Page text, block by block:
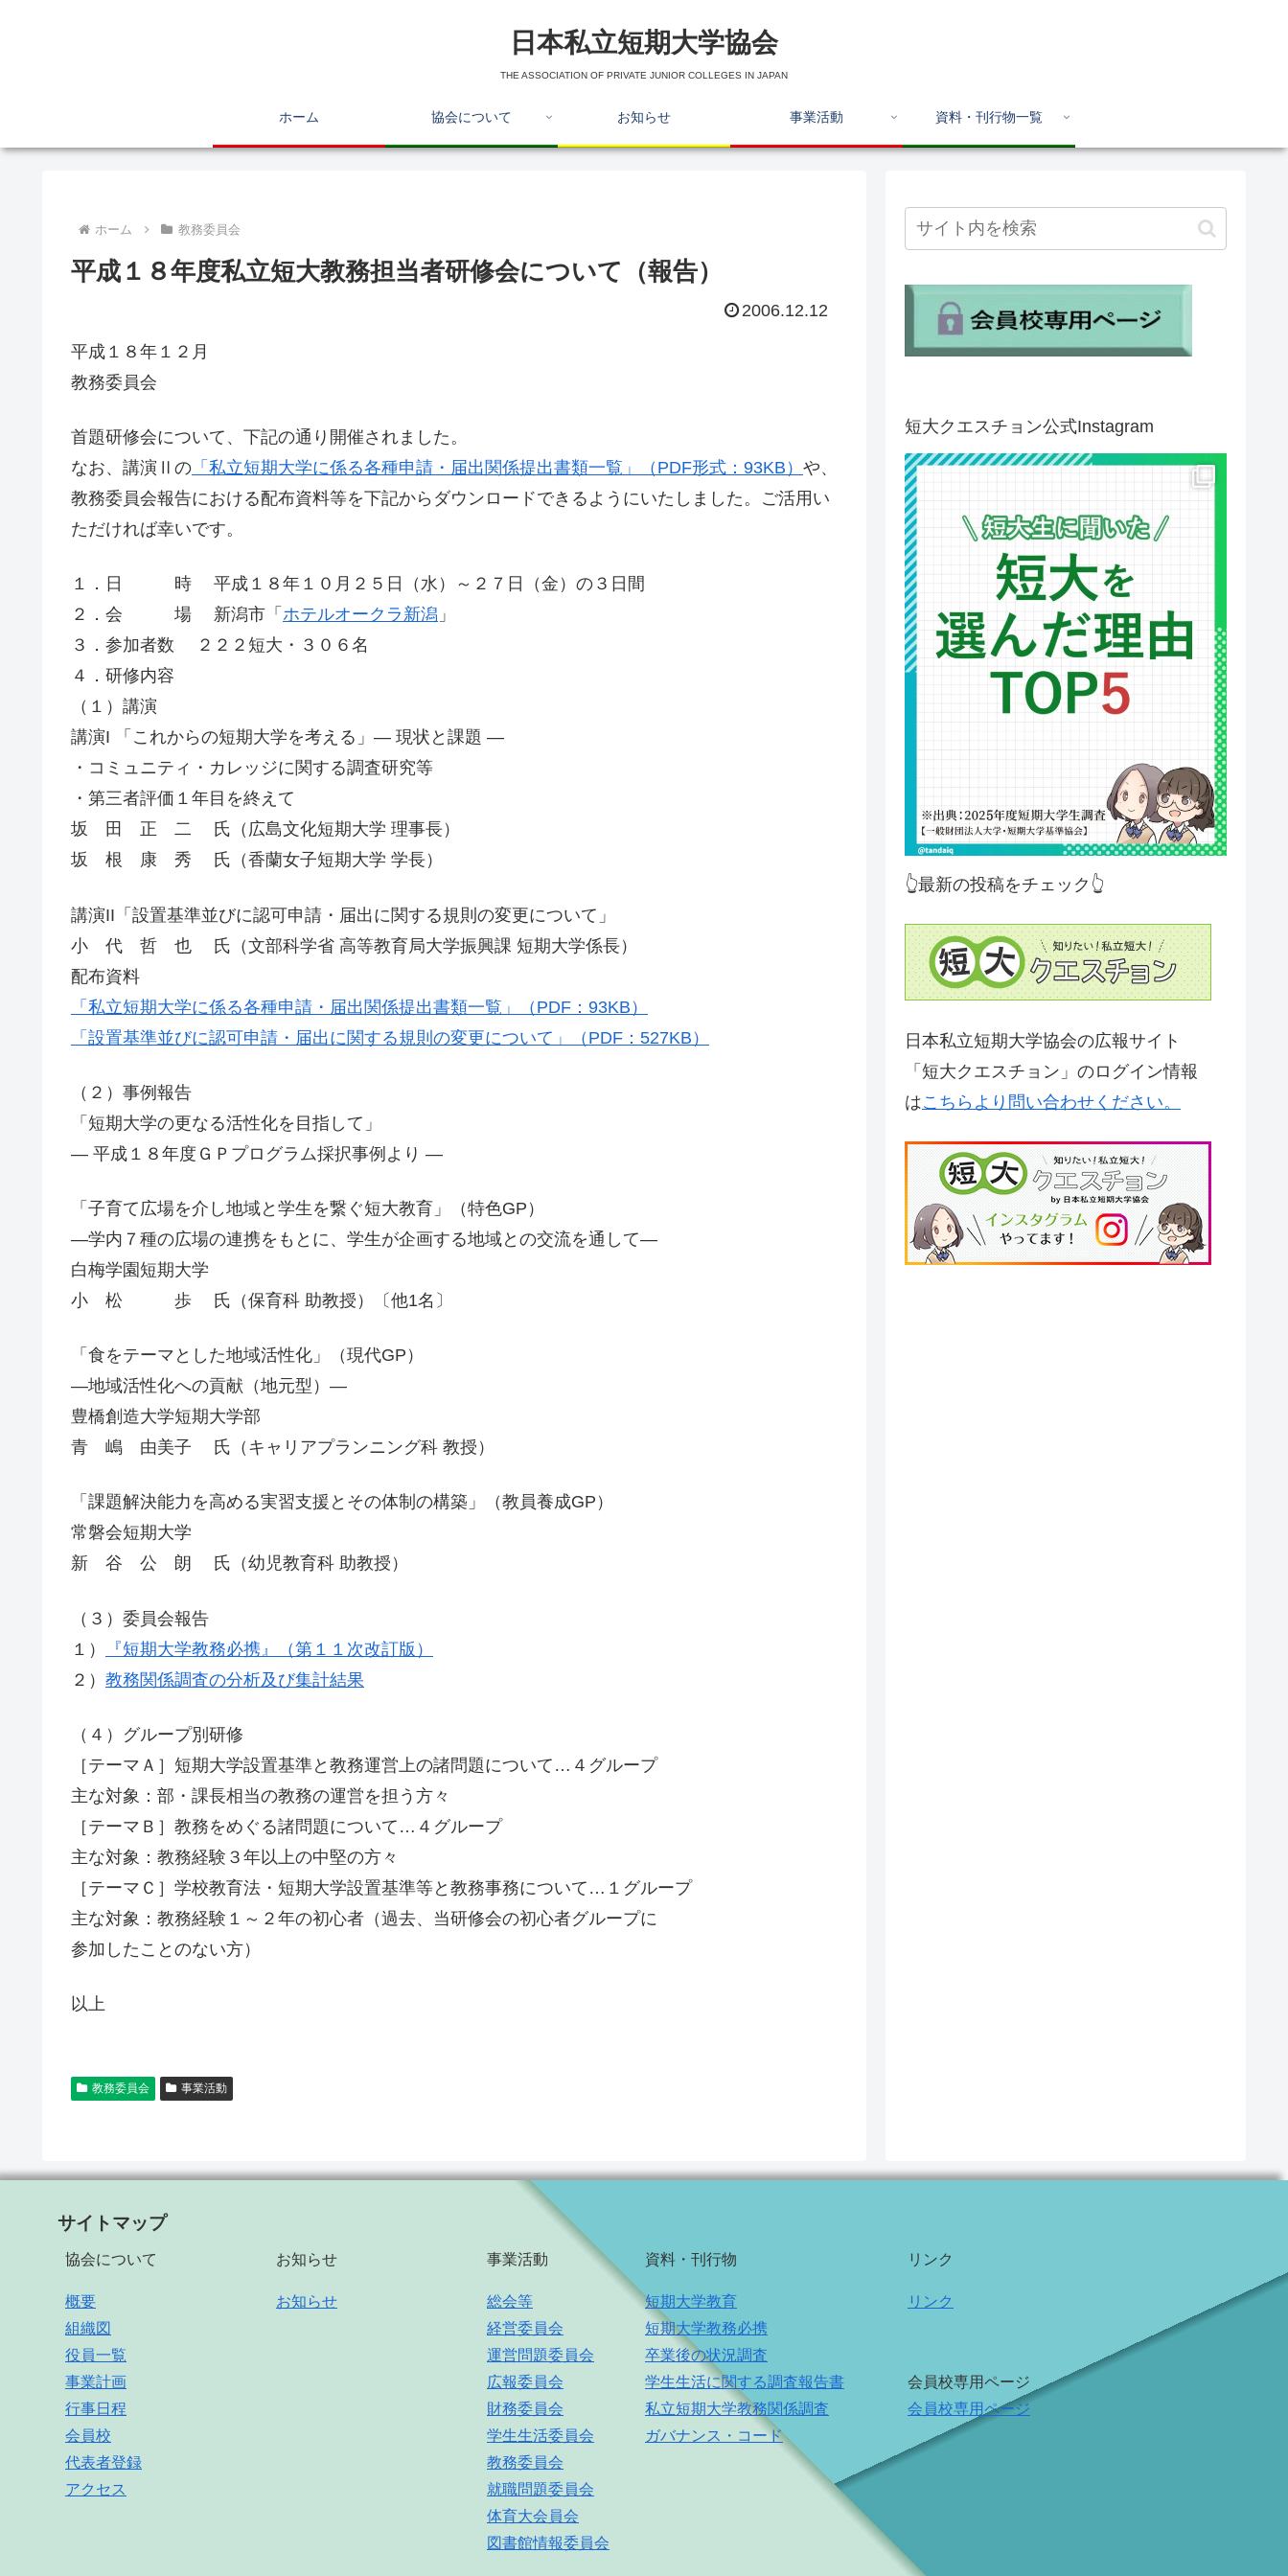
日本私立短期大学協会
THE ASSOCIATION OF PRIVATE JUNIOR COLLEGES IN JAPAN
ホーム 協会について お知らせ 事業活動 資料・刊行物一覧
ホーム 教務委員会
平成１８年度私立短大教務担当者研修会について（報告）
2006.12.12
平成１８年１２月
教務委員会
首題研修会について、下記の通り開催されました。
なお、講演Ⅱの 「私立短期大学に係る各種申請・届出関係提出書類一覧」（PDF形式：93KB） や、
教務委員会報告における配布資料等を下記からダウンロードできるようにいたしました。ご活用い
ただければ幸いです。
１．日 時 平成１８年１０月２５日（水）～２７日（金）の３日間
２．会 場 新潟市「 ホテルオークラ新潟 」
３．参加者数 ２２２短大・３０６名
４．研修内容
（１）講演
講演I 「これからの短期大学を考える」― 現状と課題 ―
・コミュニティ・カレッジに関する調査研究等
・第三者評価１年目を終えて
坂 田 正 二 氏（広島文化短期大学 理事長）
坂 根 康 秀 氏（香蘭女子短期大学 学長）
講演II「設置基準並びに認可申請・届出に関する規則の変更について」
小 代 哲 也 氏（文部科学省 高等教育局大学振興課 短期大学係長）
配布資料
「私立短期大学に係る各種申請・届出関係提出書類一覧」（PDF：93KB）
「設置基準並びに認可申請・届出に関する規則の変更について」（PDF：527KB）
（２）事例報告
「短期大学の更なる活性化を目指して」
― 平成１８年度ＧＰプログラム採択事例より ―
「子育て広場を介し地域と学生を繋ぐ短大教育」（特色GP）
―学内７種の広場の連携をもとに、学生が企画する地域との交流を通して―
白梅学園短期大学
小 松 歩 氏（保育科 助教授）〔他1名〕
「食をテーマとした地域活性化」（現代GP）
―地域活性化への貢献（地元型）―
豊橋創造大学短期大学部
青 嶋 由美子 氏（キャリアプランニング科 教授）
「課題解決能力を高める実習支援とその体制の構築」（教員養成GP）
常磐会短期大学
新 谷 公 朗 氏（幼児教育科 助教授）
（３）委員会報告
１）
『短期大学教務必携』（第１１次改訂版）
２） 教務関係調査の分析及び集計結果
（４）グループ別研修
［テーマＡ］短期大学設置基準と教務運営上の諸問題について…４グループ
主な対象：部・課長相当の教務の運営を担う方々
［テーマＢ］教務をめぐる諸問題について…４グループ
主な対象：教務経験３年以上の中堅の方々
［テーマＣ］学校教育法・短期大学設置基準等と教務事務について…１グループ
主な対象：教務経験１～２年の初心者（過去、当研修会の初心者グループに
参加したことのない方）
以上
教務委員会 事業活動
短大クエスチョン公式Instagram
👆最新の投稿をチェック👆
日本私立短期大学協会の広報サイト
「短大クエスチョン」のログイン情報
はこちらより問い合わせください。
サイトマップ
協会について お知らせ 事業活動 資料・刊行物 リンク
概要
組織図
役員一覧
事業計画
行事日程
会員校
代表者登録
アクセス
お知らせ
総会等
経営委員会
運営問題委員会
広報委員会
財務委員会
学生生活委員会
教務委員会
就職問題委員会
体育大会員会
図書館情報委員会
短期大学教育
短期大学教務必携
卒業後の状況調査
学生生活に関する調査報告書
私立短期大学教務関係調査
ガバナンス・コード
リンク
会員校専用ページ
会員校専用ページ